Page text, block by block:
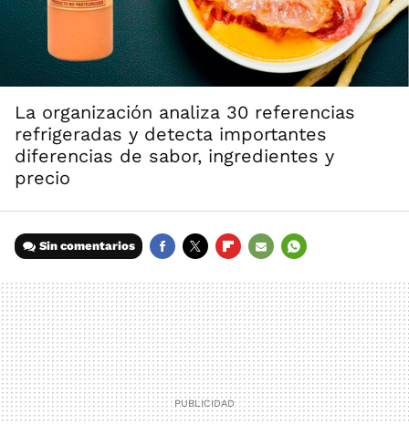
La organización analiza 30 referencias
refrigeradas y detecta importantes
diferencias de sabor, ingredientes y
precio
Sin comentarios
MAIL